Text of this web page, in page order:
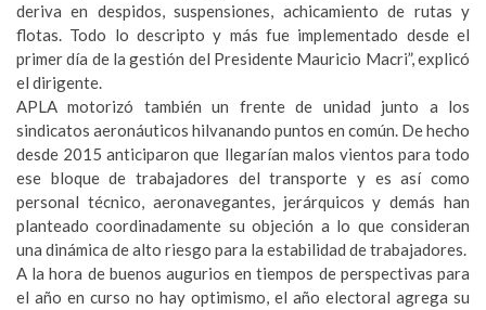
deriva en despidos, suspensiones, achicamiento de rutas y
flotas. Todo lo descripto y más fue implementado desde el
primer día de la gestión del Presidente Mauricio Macri”, explicó
el dirigente.
APLA motorizó también un frente de unidad junto a los
sindicatos aeronáuticos hilvanando puntos en común. De hecho
desde 2015 anticiparon que llegarían malos vientos para todo
ese bloque de trabajadores del transporte y es así como
personal técnico, aeronavegantes, jerárquicos y demás han
planteado coordinadamente su objeción a lo que consideran
una dinámica de alto riesgo para la estabilidad de trabajadores.
A la hora de buenos augurios en tiempos de perspectivas para
el año en curso no hay optimismo, el año electoral agrega su